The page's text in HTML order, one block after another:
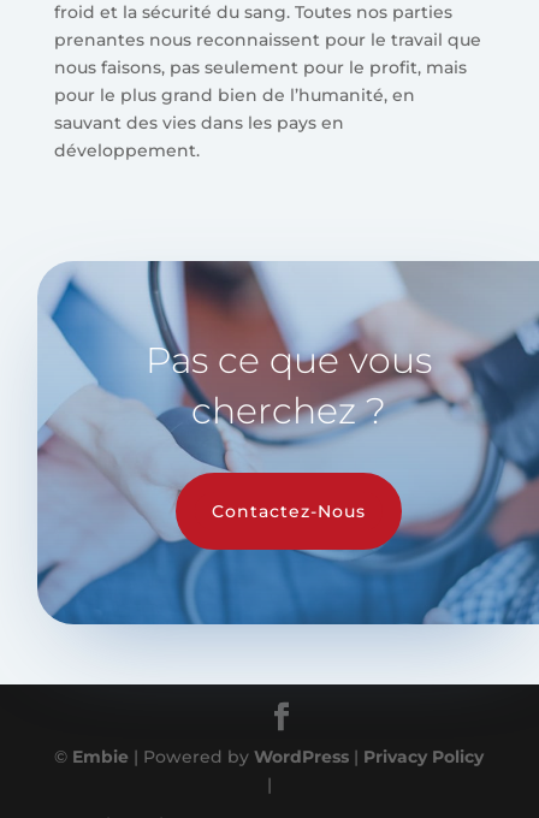
froid et la sécurité du sang. Toutes nos parties
prenantes nous reconnaissent pour le travail que
nous faisons, pas seulement pour le profit, mais
pour le plus grand bien de l’humanité, en
sauvant des vies dans les pays en
développement.
Pas ce que vous
cherchez ?
Contactez-Nous
© Embie | Powered byWordPress | Privacy Policy
|